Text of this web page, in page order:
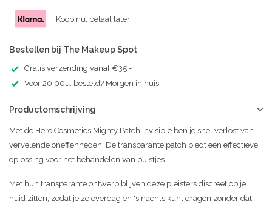
Koop nu, betaal later
Bestellen bij The Makeup Spot
Gratis verzending vanaf €35,-
Voor 20:00u. besteld? Morgen in huis!
Productomschrijving
Met de Hero Cosmetics Mighty Patch Invisible ben je snel verlost van
vervelende oneffenheden! De transparante patch biedt een effectieve
oplossing voor het behandelen van puistjes.
Met hun transparante ontwerp blijven deze pleisters discreet op je
huid zitten, zodat je ze overdag en 's nachts kunt dragen zonder dat